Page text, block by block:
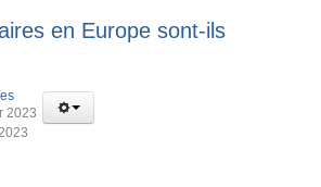
en Europe sont-ils
2023